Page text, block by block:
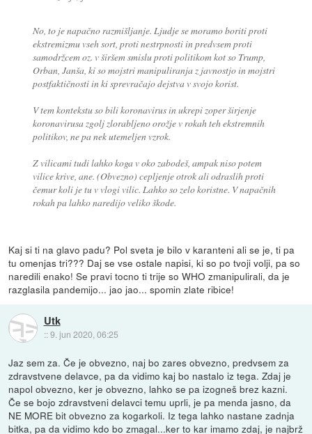
No, to je napačno razmišljanje. Ljudje se moramo boriti proti
ekstremizmu vseh sort, proti nestrpnosti in predvsem proti
samodržcem oz. v širšem smislu proti politikom kot so Trump,
Orban, Janša, ki so mojstri manipuliranja z javnostjo in mojstri
postfaktičnosti in ki sprevračajo dejstva v svojo korist.
V tem kontekstu so bili koronavirus in ukrepi zoper širjenje
koronavirusa zgolj zlorabljeno orožje v rokah teh ekstremnih
politikov, ne pa nek utemeljen vzrok.
Z vilicami tudi lahko koga v oko zabodeš, ampak niso potem
vilice krive, ane. (Obvezno) cepljenje otrok ali odraslih proti
čemur koli je tu v vlogi vilic. Lahko so zelo koristne. V napačnih
rokah pa lahko naredijo veliko škode.
Kaj si ti na glavo padu? Pol sveta je bilo v karanteni ali se je, ti pa
tu omenjas tri??? Daj se vse ostale napisi, ki so po tvoji volji, pa so
naredili enako! Se pravi tocno ti trije so WHO zmanipulirali, da je
razglasila pandemijo... jao jao... spomin zlate ribice!
Utk
::9. jun 2020, 06:25
Jaz sem za. Če je obvezno, naj bo zares obvezno, predvsem za
zdravstvene delavce, pa da vidimo kaj bo nastalo iz tega. Zdaj je
napol obvezno, ker je obvezno, lahko se pa izogneš brez kazni.
Če se bojo zdravstveni delavci temu uprli, je pa menda jasno, da
NE MORE bit obvezno za kogarkoli. Iz tega lahko nastane zadnja
bitka, pa da vidimo kdo bo zmagal...ker to kar imamo zdaj, je najbrž